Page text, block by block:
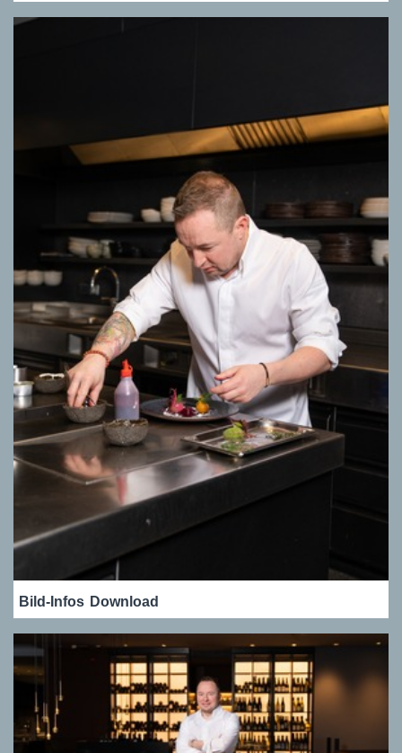
Bild-Infos Download